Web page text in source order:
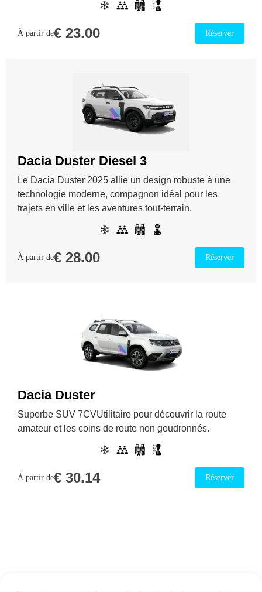
À partir de€ 23.00 Réserver
Dacia Duster Diesel 3
Le Dacia Duster 2025 allie un design robuste à une
technologie moderne, compagnon idéal pour les
trajets en ville et les aventures tout-terrain.
À partir de€ 28.00 Réserver
Dacia Duster
Superbe SUV 7CVUtilitaire pour découvrir la route
amateur et les coins de route non goudronnés.
À partir de€ 30.14 Réserver